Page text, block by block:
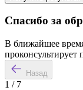
Спасибо за
В ближайшее
проконсультирует
Назад
1 / 7